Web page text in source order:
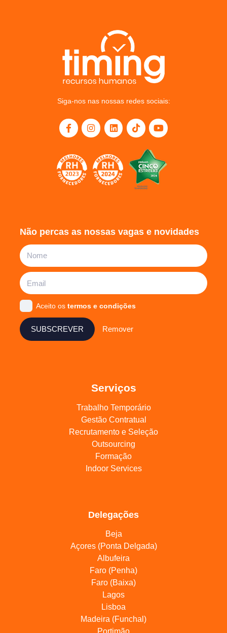
Siga-nos nas nossas redes sociais:
Serviços
Trabalho Temporário
Gestão Contratual
Recrutamento e Seleção
Outsourcing
Formação
Indoor Services
Delegações
Beja
Açores (Ponta Delgada)
Albufeira
Faro (Penha)
Faro (Baixa)
Lagos
Lisboa
Madeira (Funchal)
Não percas as nossas vagas e novidades
Aceito ostermos e condições
SUBSCREVER Remover